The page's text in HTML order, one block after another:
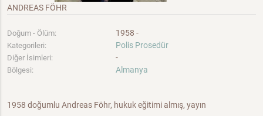
ANDREAS FÖHR
Doğum - Ölüm: 1958 -
Kategorileri: Polis Prosedür
Diğer İsimleri: -
Bölgesi: Almanya
1958 doğumlu Andreas Föhr, hukuk eğitimi almış, yayın